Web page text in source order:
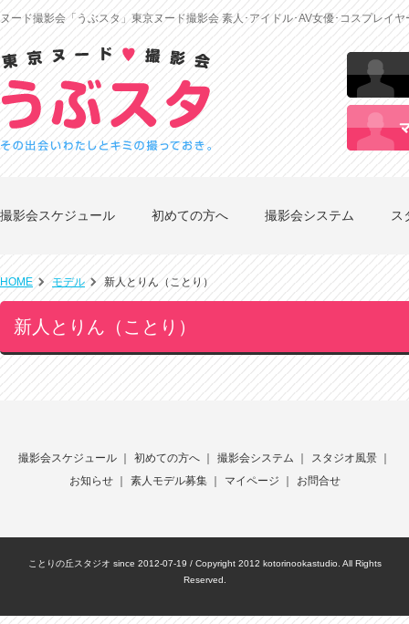
ヌード撮影会「うぶスタ」東京ヌード撮影会 素人･アイドル･AV女優･コスプレイ
撮影会スケジュール 初めての方へ 撮影会システム ス
HOME モデル 新人とりん（ことり）
新人とりん（ことり）
撮影会スケジュール 初めての方へ 撮影会システム スタジオ風景
お知らせ｜ 素人モデル募集｜ マイページ お問合せ
ことりの丘スタジオ since 2012-07-19 / Copyright 2012 kotorinookastudio. All Rights
Reserved.